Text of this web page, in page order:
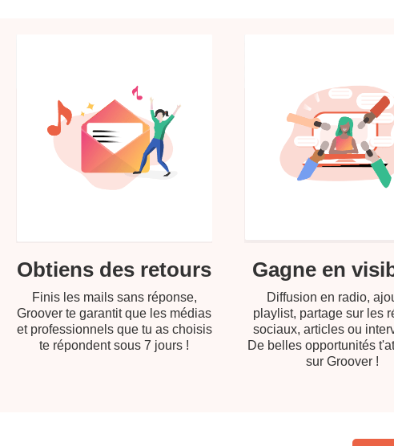
Obtiens des retours
Finis les mails sans réponse,
Groover te garantit que les médias
et professionnels que tu as choisis
te répondent sous 7 jours !
Gagne en
Diffusion en radio,
playlist, partage sur les
sociaux, articles ou
De belles opportunités
sur Groover !